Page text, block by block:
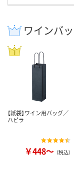
ワインバ
【紙袋】ワイン用バッグ／
ハピラ
￥448～ （税込）